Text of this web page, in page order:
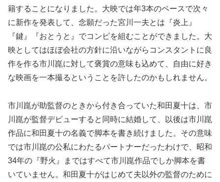
籍することになりました。大映では年3本のペースで次々
に新作を発表して、念願だった宮川一夫とは『炎上』
『鍵』『おとうと』でコンビを組むことができました。大
映としてはほぼ会社の方針に沿いながらコンスタントに良
作を作る市川崑に対して褒賞の意味も込めて、自由に好き
な映画を一本撮るということを許したのかもしれません。
市川崑が助監督のときから付き合っていた和田夏十は、市
川崑が監督デビューすると同時に結婚して、以後は市川崑
作品に和田夏十の名義で脚本を書き続けました。その意味
では市川崑の公私にわたるパートナーだったわけで、昭和
34年の『野火』まではすべて市川崑作品でしか脚本を書
いていません。和田夏十がはじめて夫以外の監督のために